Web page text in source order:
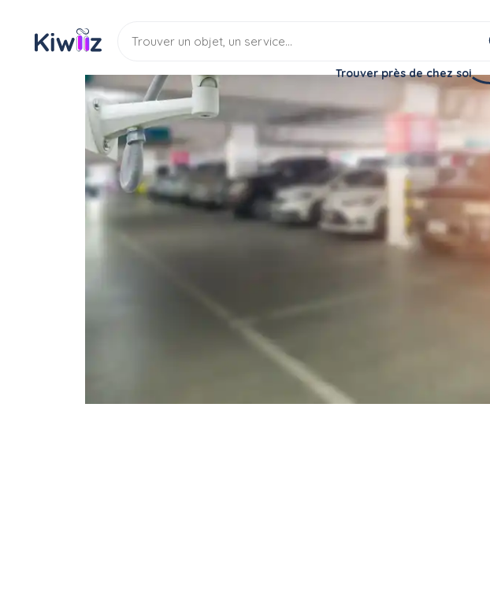
Trouver près de chez soi
Location Parking & box Parking sécurisé
Recherche Parking
Location Parking securise